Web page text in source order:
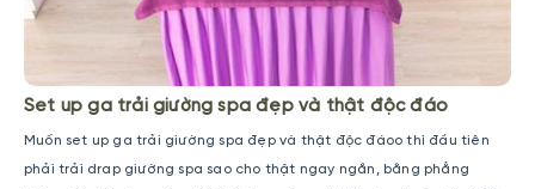
Set up ga trải giường spa đẹp và thật độc đáo
Muốn set up ga trải giường spa đẹp và thật độc đáoo thì đầu tiên
phải trải drap giường spa sao cho thật ngay ngắn, bằng phẳng